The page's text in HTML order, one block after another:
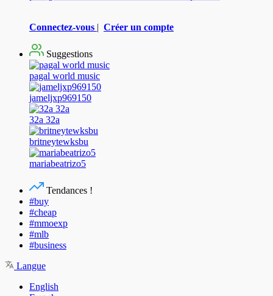
Connectez-vous | Créer un compte
Suggestions
pagal world music
jameljxp969150
32a 32a
britneytewksbu
mariabeatrizo5
Tendances !
#buy
#cheap
#mmoexp
#mlb
#business
Langue
English